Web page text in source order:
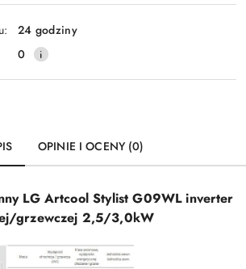
Wyślij
24 godziny
0
OPINIE I OCENY (0)
LG Artcool Stylist G09WL inverter
grzewczej 2,5/3,0kW